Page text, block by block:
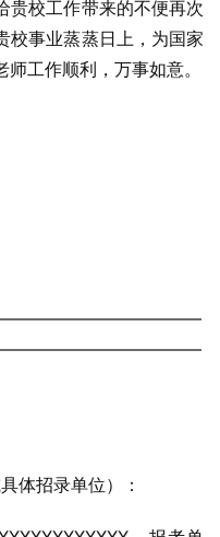
贵校工作带来的不便再次
校事业蒸蒸日上，为国家
工作顺利，万事如意。
体招录单位）：